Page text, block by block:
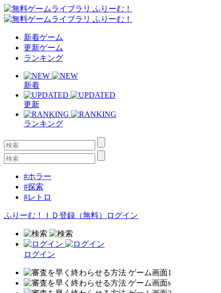
新着ゲーム
更新ゲーム
ランキング
新着
更新
ランキング
#ホラー
#探索
#レトロ
ふりーむ！ＩＤ登録（無料） ログイン
ログイン